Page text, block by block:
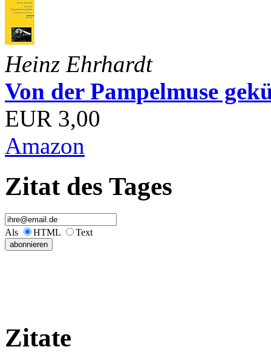
Heinz Ehrhardt
Von der Pampelmuse
EUR 3,00
Amazon
Zitat des Tages
Als HTML Text
Zitate